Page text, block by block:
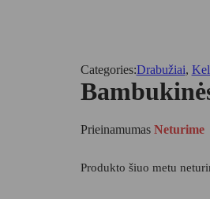
Categories:Drabužiai,
Prieinamumas Neturime
Produkto šiuo metu